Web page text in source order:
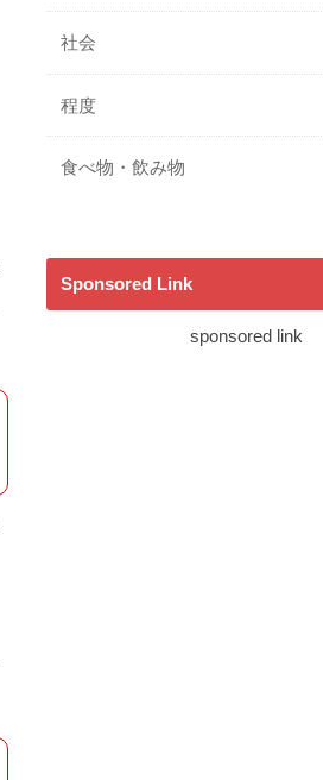
社会
程度
食べ物・飲み物
Sponsored Link
sponsored link